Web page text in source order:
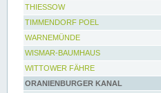
THIESSOW
TIMMENDORF POEL
WARNEMÜNDE
WISMAR-BAUMHAUS
WITTOWER FÄHRE
ORANIENBURGER KANAL